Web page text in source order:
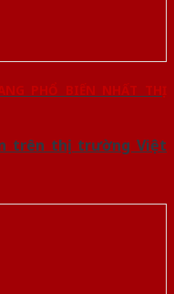
PHỔ BIẾN NHẤT THỊ
trên thị trường Việt